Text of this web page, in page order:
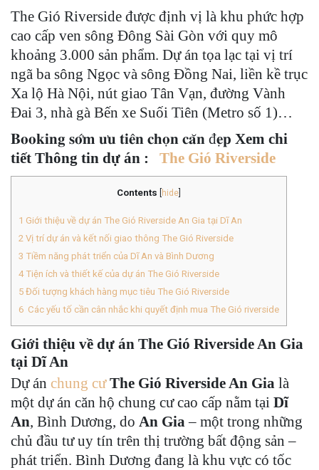
The Gió Riverside được định vị là khu phức hợp
cao cấp ven sông Đông Sài Gòn với quy mô
khoảng 3.000 sản phẩm. Dự án tọa lạc tại vị trí
ngã ba sông Ngọc và sông Đồng Nai, liền kề trục
Xa lộ Hà Nội, nút giao Tân Vạn, đường Vành
Đai 3, nhà gà Bến xe Suối Tiên (Metro số 1)…
𝐁𝐨𝐨𝐤𝐢𝐧𝐠 𝐬𝐨̛́𝐦 𝐮̛𝐮 𝐭𝐢𝐞̂𝐧 𝐜𝐡𝐨̣𝐧 𝐜𝐚̆𝐧 đ𝐞̣𝐩 Xem chi
tiết Thông tin dự án : The Gió Riverside
Contents hide
1 Giới thiệu về dự án The Gió Riverside An Gia tại Dĩ An
2 Vị trí dự án và kết nối giao thông The Gió Riverside
3 Tiềm năng phát triển của Dĩ An và Bình Dương
4Tiện ích và thiết kế của dự án The Gió Riverside
5 Đối tượng khách hàng mục tiêu The Gió Riverside
6 Các yếu tố cần cân nhắc khi quyết định mua The Gió riverside
Giới thiệu về dự án The Gió Riverside An Gia
tại Dĩ An
Dự án chung cưThe Gió Riverside An Gia là
một dự án căn hộ chung cư cao cấp nằm tại Dĩ
An, Bình Dương, do An Gia– một trong những
chủ đầu tư uy tín trên thị trường bất động sản –
phát triển. Bình Dương đang là khu vực có tốc